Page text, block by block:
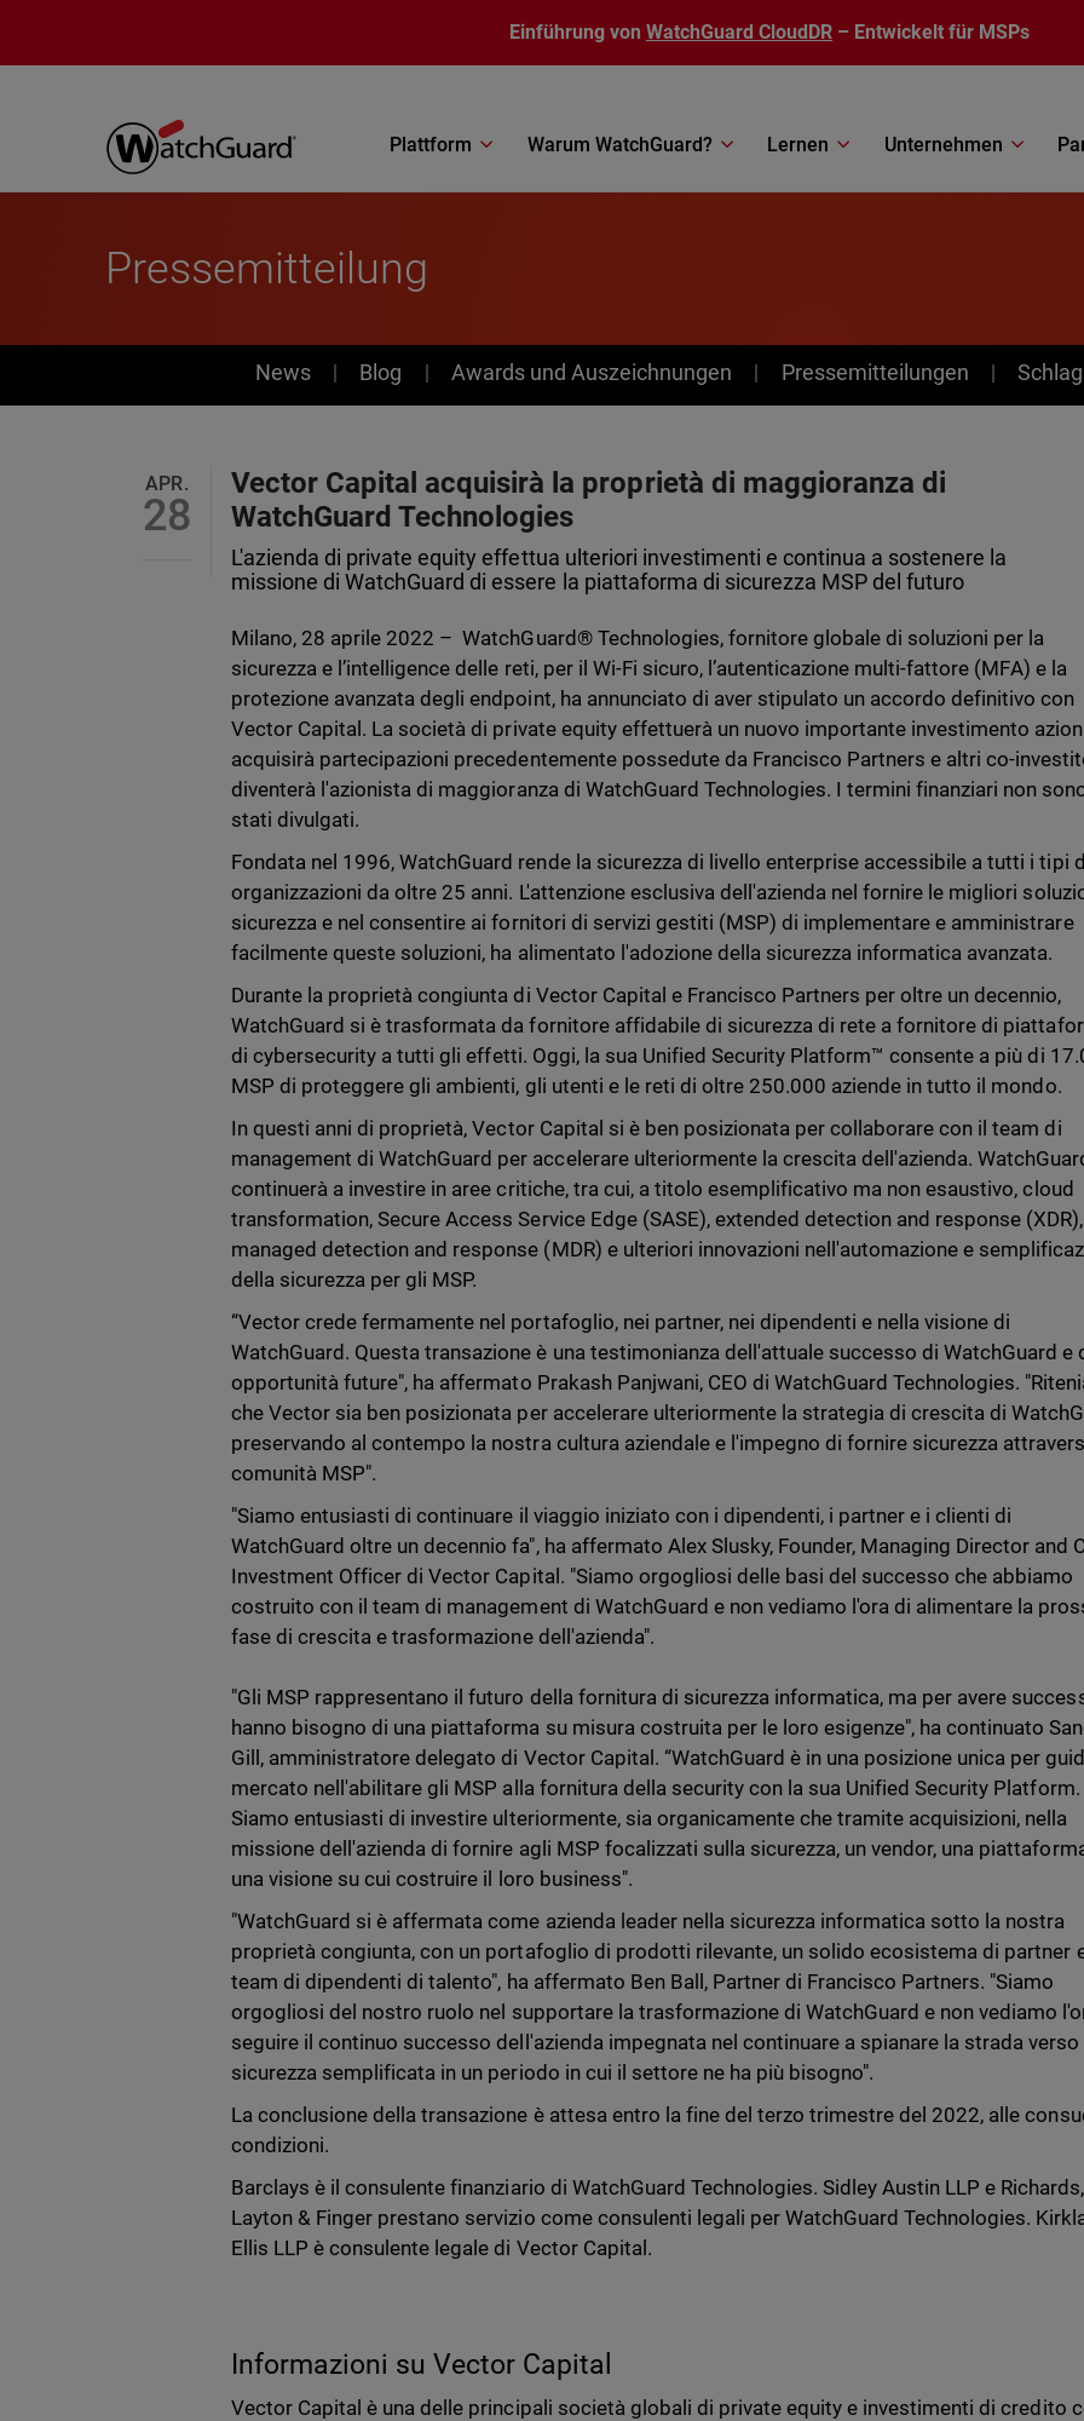
Einführung von WatchGuard CloudDR – Entwickelt für MSPs
Plattform Warum WatchGuard? Lernen Unternehmen
Pressemitteilung
News
News Blog Awards und Auszeichnungen Pressemitteilungen
APR.
28
Vector Capital acquisirà la proprietà di maggioranza di
WatchGuard Technologies
L'azienda di private equity effettua ulteriori investimenti e continua a sostenere la
missione di WatchGuard di essere la piattaforma di sicurezza MSP del futuro
Milano, 28 aprile 2022 – WatchGuard® Technologies, fornitore globale di soluzioni per la
sicurezza e l’intelligence delle reti, per il Wi-Fi sicuro, l’autenticazione multi-fattore (MFA) e la
protezione avanzata degli endpoint, ha annunciato di aver stipulato un accordo definitivo con
Vector Capital. La società di private equity effettuerà un nuovo importante investimento
acquisirà partecipazioni precedentemente possedute da Francisco Partners e altri co-
diventerà l'azionista di maggioranza di WatchGuard Technologies. I termini finanziari non
stati divulgati.
Fondata nel 1996, WatchGuard rende la sicurezza di livello enterprise accessibile a tutti i tipi
organizzazioni da oltre 25 anni. L'attenzione esclusiva dell'azienda nel fornire le migliori
sicurezza e nel consentire ai fornitori di servizi gestiti (MSP) di implementare e amministrare
facilmente queste soluzioni, ha alimentato l'adozione della sicurezza informatica avanzata.
Durante la proprietà congiunta di Vector Capital e Francisco Partners per oltre un decennio,
WatchGuard si è trasformata da fornitore affidabile di sicurezza di rete a fornitore di
di cybersecurity a tutti gli effetti. Oggi, la sua Unified Security Platform™ consente a più di
MSP di proteggere gli ambienti, gli utenti e le reti di oltre 250.000 aziende in tutto il mondo.
In questi anni di proprietà, Vector Capital si è ben posizionata per collaborare con il team di
management di WatchGuard per accelerare ulteriormente la crescita dell'azienda.
continuerà a investire in aree critiche, tra cui, a titolo esemplificativo ma non esaustivo, cloud
transformation, Secure Access Service Edge (SASE), extended detection and response (XDR),
managed detection and response (MDR) e ulteriori innovazioni nell'automazione e
della sicurezza per gli MSP.
“Vector crede fermamente nel portafoglio, nei partner, nei dipendenti e nella visione di
WatchGuard. Questa transazione è una testimonianza dell'attuale successo di WatchGuard e
opportunità future", ha affermato Prakash Panjwani, CEO di WatchGuard Technologies.
che Vector sia ben posizionata per accelerare ulteriormente la strategia di crescita di
preservando al contempo la nostra cultura aziendale e l'impegno di fornire sicurezza
comunità MSP".
"Siamo entusiasti di continuare il viaggio iniziato con i dipendenti, i partner e i clienti di
WatchGuard oltre un decennio fa", ha affermato Alex Slusky, Founder, Managing Director and
Investment Officer di Vector Capital. "Siamo orgogliosi delle basi del successo che abbiamo
costruito con il team di management di WatchGuard e non vediamo l'ora di alimentare la
fase di crescita e trasformazione dell'azienda".
"Gli MSP rappresentano il futuro della fornitura di sicurezza informatica, ma per avere
hanno bisogno di una piattaforma su misura costruita per le loro esigenze", ha continuato
Gill, amministratore delegato di Vector Capital. “WatchGuard è in una posizione unica per
mercato nell'abilitare gli MSP alla fornitura della security con la sua Unified Security Platform.
Siamo entusiasti di investire ulteriormente, sia organicamente che tramite acquisizioni, nella
missione dell'azienda di fornire agli MSP focalizzati sulla sicurezza, un vendor, una
una visione su cui costruire il loro business".
"WatchGuard si è affermata come azienda leader nella sicurezza informatica sotto la nostra
proprietà congiunta, con un portafoglio di prodotti rilevante, un solido ecosistema di partner
team di dipendenti di talento", ha affermato Ben Ball, Partner di Francisco Partners. "Siamo
orgogliosi del nostro ruolo nel supportare la trasformazione di WatchGuard e non vediamo
seguire il continuo successo dell'azienda impegnata nel continuare a spianare la strada verso
sicurezza semplificata in un periodo in cui il settore ne ha più bisogno".
La conclusione della transazione è attesa entro la fine del terzo trimestre del 2022, alle
condizioni.
Barclays è il consulente finanziario di WatchGuard Technologies. Sidley Austin LLP e Richards,
Layton & Finger prestano servizio come consulenti legali per WatchGuard Technologies.
Ellis LLP è consulente legale di Vector Capital.
Informazioni su Vector Capital
Vector Capital è una delle principali società globali di private equity e investimenti di credito